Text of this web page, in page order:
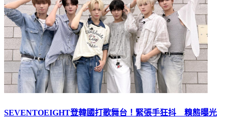
SEVENTOEIGHT登韓國打歌舞台！緊張手狂抖 糗態曝光